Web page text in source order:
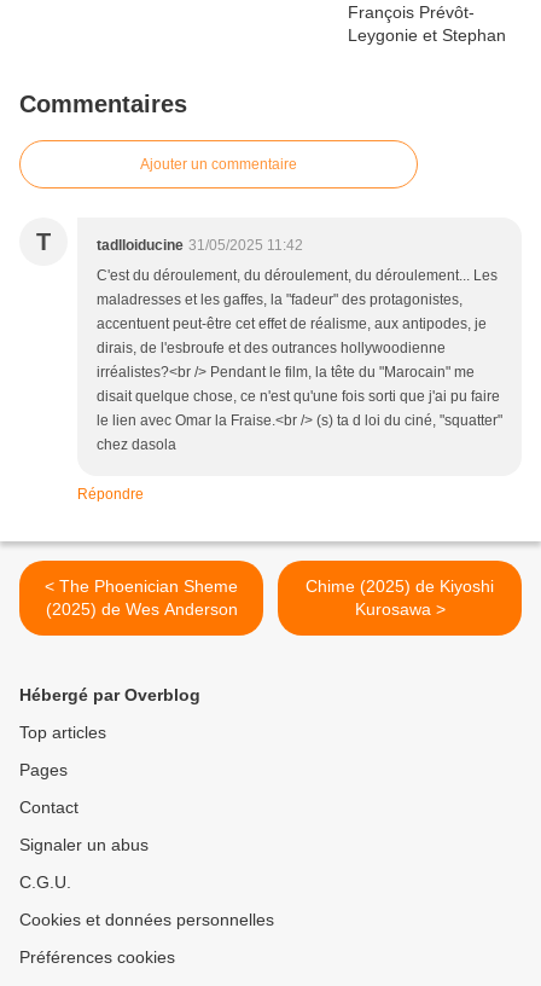
Commentaires
Ajouter un commentaire
T tadlloiducine 31/05/2025 11:42
C'est du déroulement, du déroulement, du déroulement... Les
maladresses et les gaffes, la "fadeur" des protagonistes,
accentuent peut-être cet effet de réalisme, aux antipodes, je
dirais, de l'esbroufe et des outrances hollywoodienne
irréalistes?<br /> Pendant le film, la tête du "Marocain" me
disait quelque chose, ce n'est qu'une fois sorti que j'ai pu faire
le lien avec Omar la Fraise.<br /> (s) ta d loi du ciné, "squatter"
chez dasola
Répondre
< The Phoenician Sheme
(2025) de Wes Anderson
Chime (2025) de Kiyoshi
Kurosawa >
Hébergé par Overblog
Top articles
Pages
Contact
Signaler un abus
C.G.U.
Cookies et données personnelles
Préférences cookies